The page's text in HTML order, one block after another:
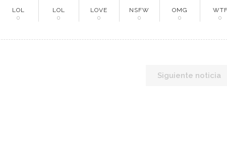
LOL
0
LOL
0
LOVE
0
NSFW
0
OMG
0
0
Siguiente noticia